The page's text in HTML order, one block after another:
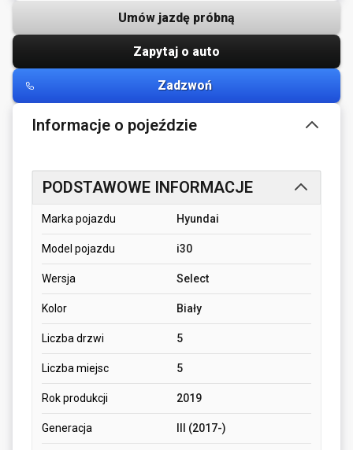
Umów jazdę próbną
Zapytaj o auto
Zadzwoń
Informacje o pojeździe
PODSTAWOWE INFORMACJE
Marka pojazdu Hyundai
Model pojazdu i30
Wersja Select
Kolor Biały
Liczba drzwi 5
Liczba miejsc 5
Rok produkcji 2019
Generacja III (2017-)